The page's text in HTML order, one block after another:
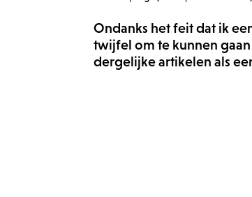
Ondanks het feit dat ik
twijfel om te kunnen
dergelijke artikelen als